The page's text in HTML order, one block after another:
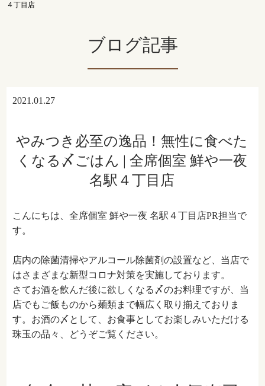
４丁目店
ブログ記事
2021.01.27
やみつき必至の逸品！無性に食べた
くなる〆ごはん | 全席個室 鮮や一夜
名駅４丁目店
こんにちは、全席個室 鮮や一夜 名駅４丁目店PR担当で
す。
店内の除菌清掃やアルコール除菌剤の設置など、当店で
はさまざまな新型コロナ対策を実施しております。
さてお酒を飲んだ後に欲しくなる〆のお料理ですが、当
店でもご飯ものから麺類まで幅広く取り揃えておりま
す。お酒の〆として、お食事としてお楽しみいただける
珠玉の品々、どうぞご覧ください。